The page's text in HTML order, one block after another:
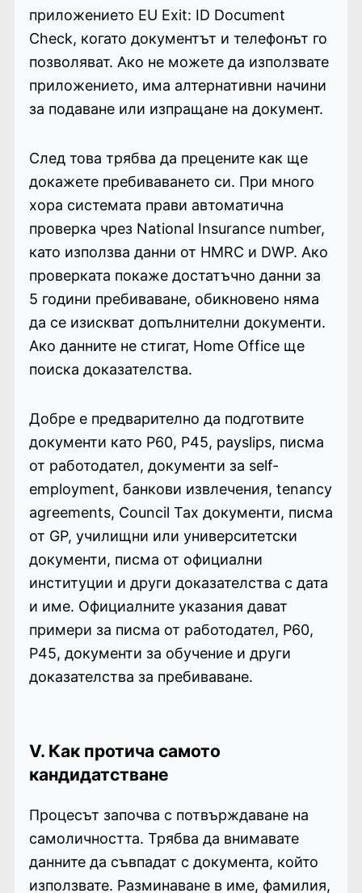
приложението EU Exit: ID Document
Check, когато документът и телефонът го
позволяват. Ако не можете да използвате
приложението, има алтернативни начини
за подаване или изпращане на документ.
След това трябва да прецените как ще
докажете пребиваването си. При много
хора системата прави автоматична
проверка чрез National Insurance number,
като използва данни от HMRC и DWP. Ако
проверката покаже достатъчно данни за
5 години пребиваване, обикновено няма
да се изискват допълнителни документи.
Ако данните не стигат, Home Office ще
поиска доказателства.
Добре е предварително да подготвите
документи като P60, P45, payslips, писма
от работодател, документи за self-
employment, банкови извлечения, tenancy
agreements, Council Tax документи, писма
от GP, училищни или университетски
документи, писма от официални
институции и други доказателства с дата
и име. Официалните указания дават
примери за писма от работодател, P60,
P45, документи за обучение и други
доказателства за пребиваване.
V. Как протича самото
кандидатстване
Процесът започва с потвърждаване на
самоличността. Трябва да внимавате
данните да съвпадат с документа, който
използвате. Разминаване в име, фамилия,